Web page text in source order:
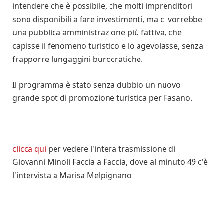
intendere che è possibile, che molti imprenditori
sono disponibili a fare investimenti, ma ci vorrebbe
una pubblica amministrazione più fattiva, che
capisse il fenomeno turistico e lo agevolasse, senza
frapporre lungaggini burocratiche.
Il programma è stato senza dubbio un nuovo
grande spot di promozione turistica per Fasano.
clicca qui per vedere l'intera trasmissione di
Giovanni Minoli Faccia a Faccia, dove al minuto 49 c'è
l'intervista a Marisa Melpignano